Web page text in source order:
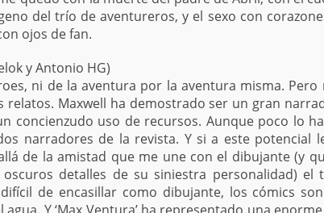
del trío de aventureros, y el sexo con
ojos de fan.
y Antonio HG)
ni de la aventura por la aventura misma. Pero
Maxwell ha demostrado ser un gran
concienzudo uso de recursos. Aunque poco lo
narradores de la revista. Y si a este potencial
de la amistad que me une con el dibujante (y
detalles de su siniestra personalidad)
de encasillar como dibujante, los cómics